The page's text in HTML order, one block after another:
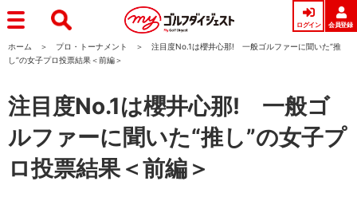
ログイン 会員登録
ホーム プロ・トーナメント
注目度No.1は櫻井心那! 一般ゴルファーに聞いた“推
し”の女子プロ投票結果＜前編＞
注目度No.1は櫻井心那! 一般ゴ
ルファーに聞いた“推し”の女子プ
ロ投票結果＜前編＞